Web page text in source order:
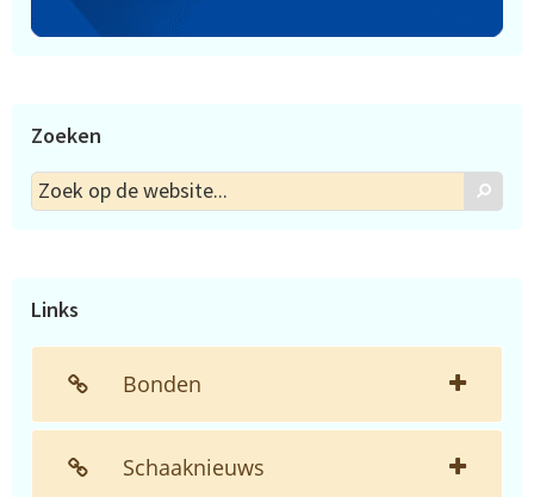
Zoeken
Zoek
op
Zoek
Links
Bonden
Schaaknieuws